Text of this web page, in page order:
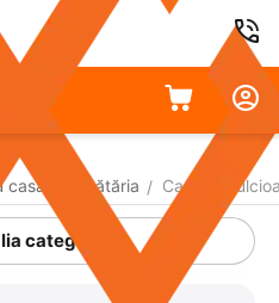
casă Bucătăria / Carafe și
categoria